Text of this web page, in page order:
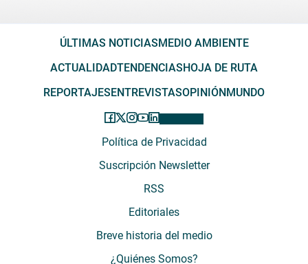
ÚLTIMAS NOTICIASMEDIO AMBIENTE
ACTUALIDADTENDENCIASHOJA DE RUTA
REPORTAJESENTREVISTASOPINIÓNMUNDO
Política de Privacidad
Suscripción Newsletter
RSS
Editoriales
Breve historia del medio
¿Quiénes Somos?